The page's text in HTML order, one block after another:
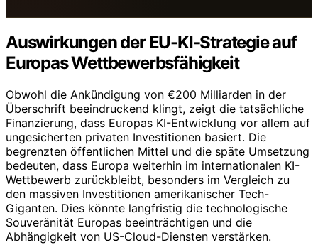
Auswirkungen der EU-KI-Strategie auf
Europas Wettbewerbsfähigkeit
Obwohl die Ankündigung von €200 Milliarden in der
Überschrift beeindruckend klingt, zeigt die tatsächliche
Finanzierung, dass Europas KI-Entwicklung vor allem auf
ungesicherten privaten Investitionen basiert. Die
begrenzten öffentlichen Mittel und die späte Umsetzung
bedeuten, dass Europa weiterhin im internationalen KI-
Wettbewerb zurückbleibt, besonders im Vergleich zu
den massiven Investitionen amerikanischer Tech-
Giganten. Dies könnte langfristig die technologische
Souveränität Europas beeinträchtigen und die
Abhängigkeit von US-Cloud-Diensten verstärken.